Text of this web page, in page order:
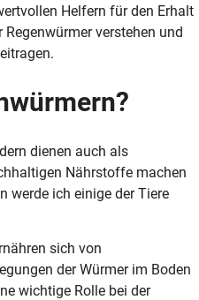
Helfern für den Erhalt
verstehen und
dienen auch als
Nährstoffe machen
werde ich einige der Tiere
sich von
der Würmer im Boden
wichtige Rolle bei der